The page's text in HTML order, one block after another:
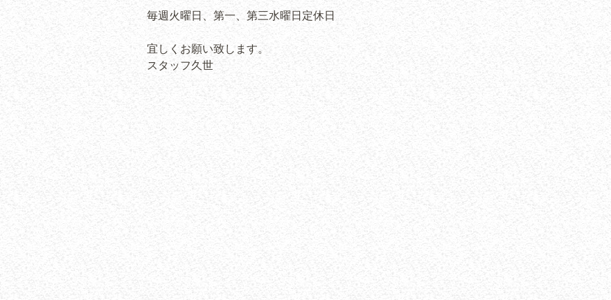
毎週火曜日、第一、第三水曜日定休日
宜しくお願い致します。
スタッフ久世